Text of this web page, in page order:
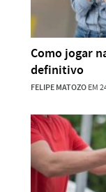
Como jogar
definitivo
FELIPE MATOZOEM